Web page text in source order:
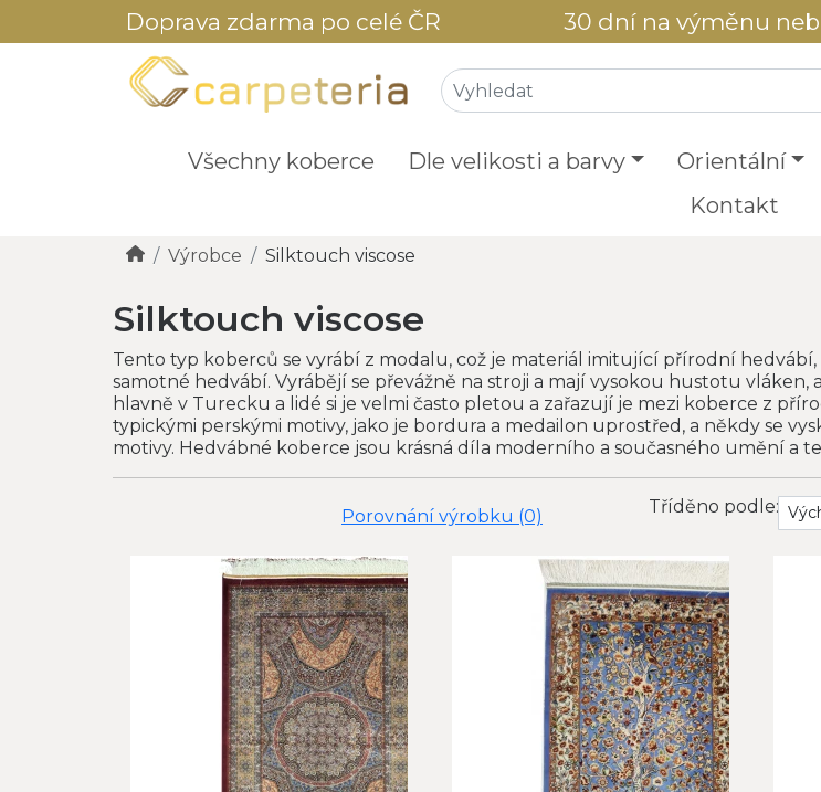
Doprava zdarma po celé ČR 30 dní na výměnu
Všechny koberce Dle velikosti a barvy Orientální
Kontakt
Výrobce Silktouch viscose
Silktouch viscose
Tento typ koberců se vyrábí z modalu, což je materiál imitující přírodní
samotné hedvábí. Vyrábějí se převážně na stroji a mají vysokou hustotu vláken,
hlavně v Turecku a lidé si je velmi často pletou a zařazují je mezi koberce z
typickými perskými motivy, jako je bordura a medailon uprostřed, a někdy se
motivy. Hedvábné koberce jsou krásná díla moderního a současného umění a
Porovnání výrobku (0) Tříděno podle: